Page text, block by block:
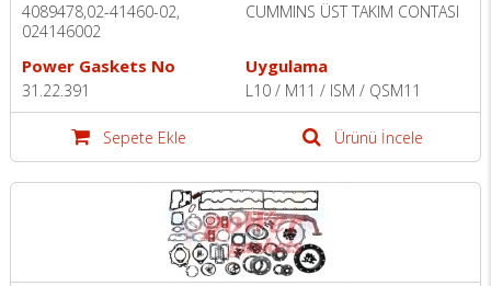
4089478,02-41460-02,
024146002
CUMMINS ÜST TAKIM CONTASI
Power Gaskets No
31.22.391
Uygulama
L10 / M11 / ISM / QSM11
Sepete Ekle Ürünü İncele